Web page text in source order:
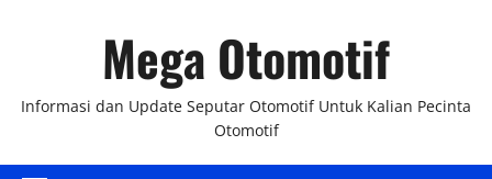
Mega Otomotif
Informasi dan Update Seputar Otomotif Untuk Kalian Pecinta
Otomotif